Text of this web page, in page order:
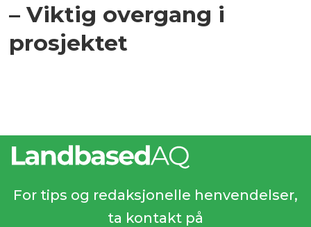
– Viktig overgang i
prosjektet
For tips og redaksjonelle henvendelser,
ta kontakt på